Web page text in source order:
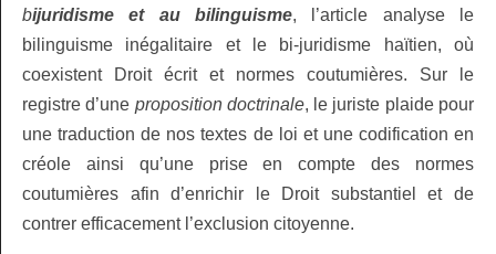
bijuridisme et au bilinguisme, l’article analyse le
bilinguisme inégalitaire et le bi‑juridisme haïtien, où
coexistent Droit écrit et normes coutumières. Sur le
registre d’une proposition doctrinale, le juriste plaide pour
une traduction de nos textes de loi et une codification en
créole ainsi qu’une prise en compte des normes
coutumières afin d’enrichir le Droit substantiel et de
contrer efficacement l’exclusion citoyenne.